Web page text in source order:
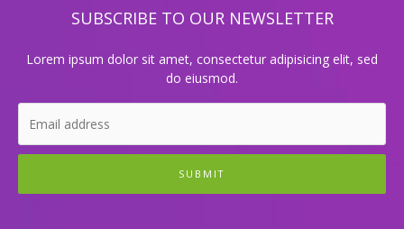
세
SUBSCRIBE TO OUR NEWSLETTER
Lorem ipsum dolor sit amet, consectetur adipisicing elit, sed
do eiusmod.
SUBMIT